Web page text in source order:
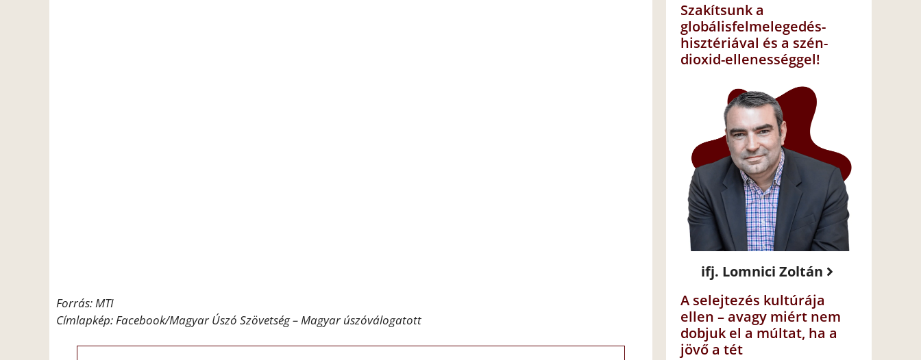
Forrás: MTI
Címlapkép: Facebook/Magyar Úszó Szövetség – Magyar úszóválogatott
Szakítsunk a
globálisfelmelegedés-
hisztériával és a szén-
dioxid-ellenességgel!
ifj. Lomnici Zoltán
A selejtezés kultúrája
ellen – avagy miért nem
dobjuk el a múltat, ha a
jövő a tét